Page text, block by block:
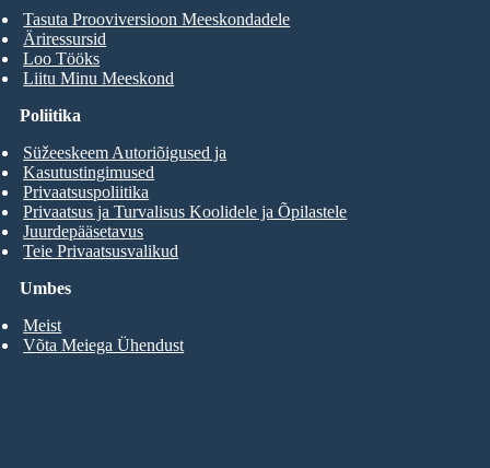
Tasuta Prooviversioon Meeskondadele
Äriressursid
Loo Tööks
Liitu Minu Meeskond
Umbes
Meist
Võta Meiega Ühendust
Poliitika
Süžeeskeem Autoriõigused ja
Kasutustingimused
Privaatsuspoliitika
Privaatsus ja Turvalisus Koolidele ja Õpilastele
Juurdepääsetavus
Teie Privaatsusvalikud